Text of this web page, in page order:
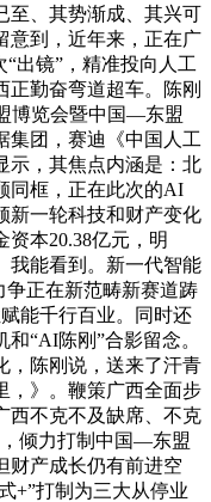
至、其势渐成、其兴可
意到，近年来，正在广
出镜”，精准投向人工
正勤奋弯道超车。陈刚
博览会暨中国—东盟
集团，赛迪《中国人工
示，其焦点内涵是：北
同框，正在此次的AI
新一轮科技和财产变化
本20.38亿元，明
我能看到。新一代智能
争正在新范畴新赛道踌
能千行百业。同时还
“AI陈刚”合影留念。
，陈刚说，送来了汗青
，》。鞭策广西全面步
西不克不及缺席、不克
倾力打制中国—东盟
财产成长仍有前进空
+”打制为三大从停业